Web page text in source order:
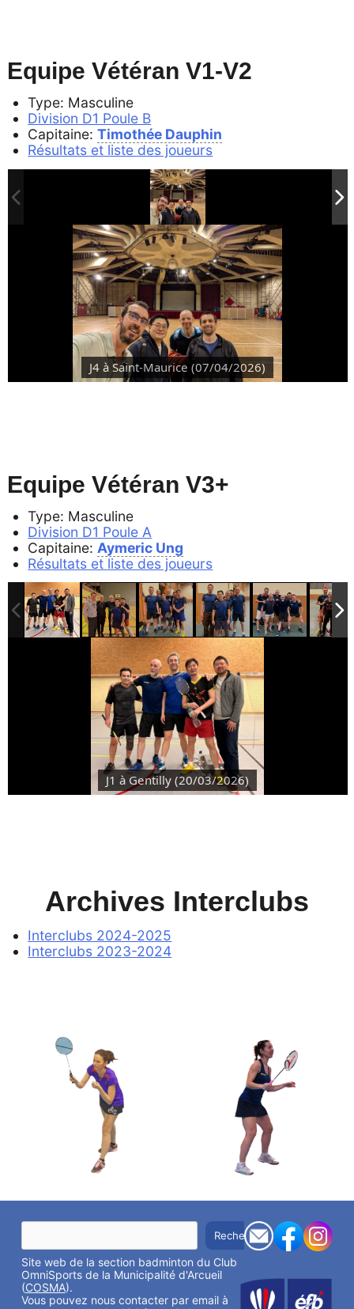
Equipe Vétéran V1-V2
Type: Masculine
Division D1 Poule B
Capitaine:Timothée Dauphin
Résultats et liste des joueurs
J4 à Saint-Maurice (07/04/2026)
Equipe Vétéran V3+
Type: Masculine
Division D1 Poule A
Capitaine: Aymeric Ung
Résultats et liste des joueurs
J1 à Gentilly (20/03/2026)
Archives Interclubs
Interclubs 2024-2025
Interclubs 2023-2024
R
c
h
e
r
c
Rechercher
Site web de la section badminton du Club
OmniSports de la Municipalité d'Arcueil
(COSMA).
Vous pouvez nous contacter par email à